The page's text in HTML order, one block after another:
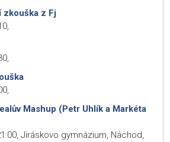
zkouška z Fj
,
,
,
Mashup (Petr Uhlík a Markéta
, Jiráskovo gymnázium, Náchod,